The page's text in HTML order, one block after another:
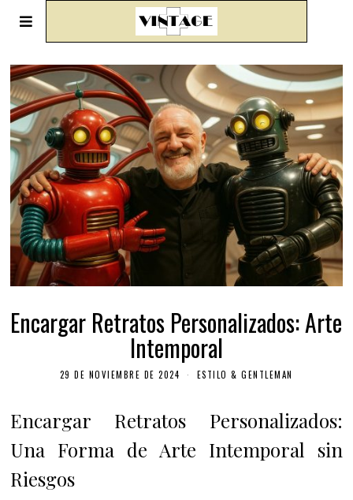
Encargar Retratos Personalizados: Arte
Intemporal
29 DE NOVIEMBRE DE 2024 ESTILO & GENTLEMAN
Encargar Retratos Personalizados:
Una Forma de Arte Intemporal sin
Riesgos